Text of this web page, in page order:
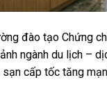
đào tạo Chứng
ngành du lịch –
sạn cấp tốc tăng